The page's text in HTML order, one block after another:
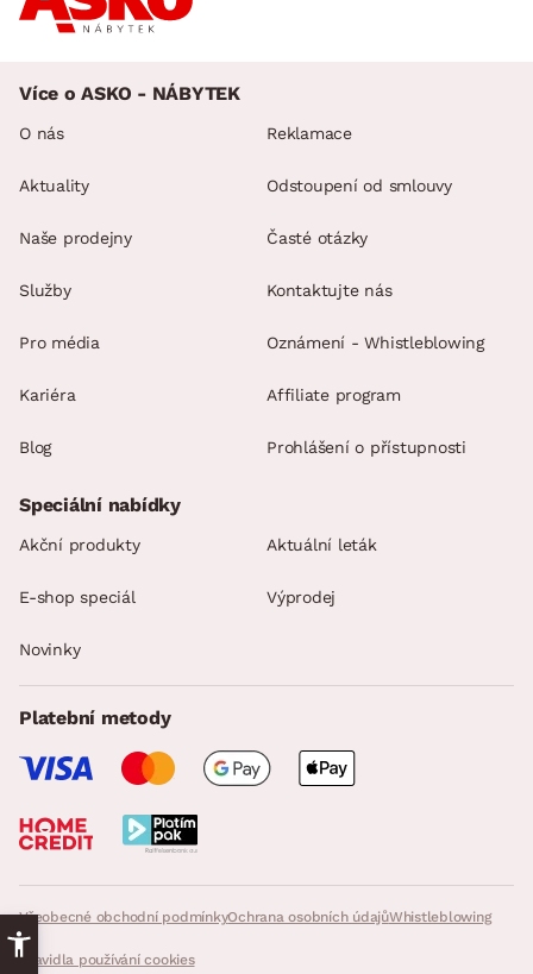
Více o ASKO - NÁBYTEK
O nás
Aktuality
Naše prodejny
Služby
Pro média
Kariéra
Blog
Reklamace
Odstoupení od smlouvy
Časté otázky
Kontaktujte nás
Oznámení - Whistleblowing
Affiliate program
Prohlášení o přístupnosti
Všeobecné obchodní podmínkyOchrana osobních údajůWhistleblowing
Pravidla používání cookies
Speciální nabídky
Akční produkty Aktuální leták
E-shop speciál Výprodej
Novinky
Platební metody